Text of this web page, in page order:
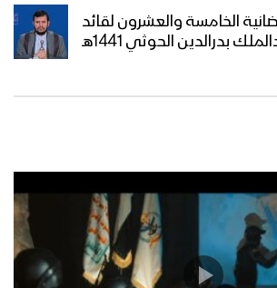
1444هـ
لك حياتي وموتي | عيسى الليث –
الخامسة والعشرون لقائد
بدرالدين الحوثي 1441هـ